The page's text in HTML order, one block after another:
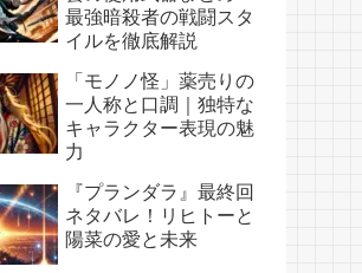
最強暗殺者の戦闘スタ
イルを徹底解説
「モノノ怪」薬売りの
一人称と口調｜独特な
キャラクター表現の魅
力
『プランダラ』最終回
ネタバレ！リヒトーと
陽菜の愛と未来